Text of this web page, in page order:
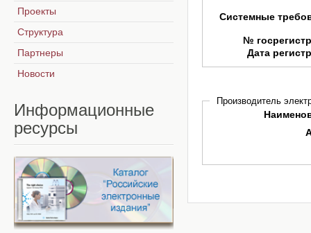
Системные
№
Дата
Производитель
Проекты
Структура
Партнеры
Новости
Информационные
ресурсы